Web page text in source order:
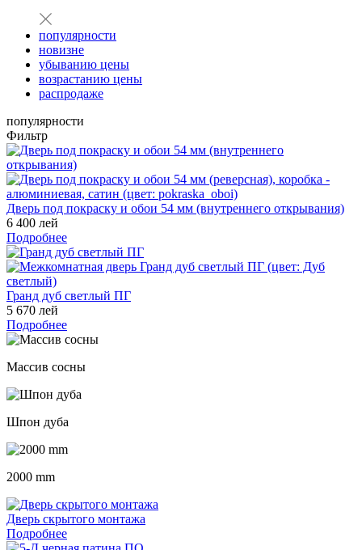
популярности
новизне
убыванию цены
возрастанию цены
распродаже
популярности
Фильтр
Дверь под покраску и обои 54 мм (внутреннего открывания)
6 400 лей
Подробнее
Гранд дуб светлый ПГ
5 670 лей
Подробнее
Массив сосны
Шпон дуба
2000 mm
Дверь скрытого монтажа
Подробнее